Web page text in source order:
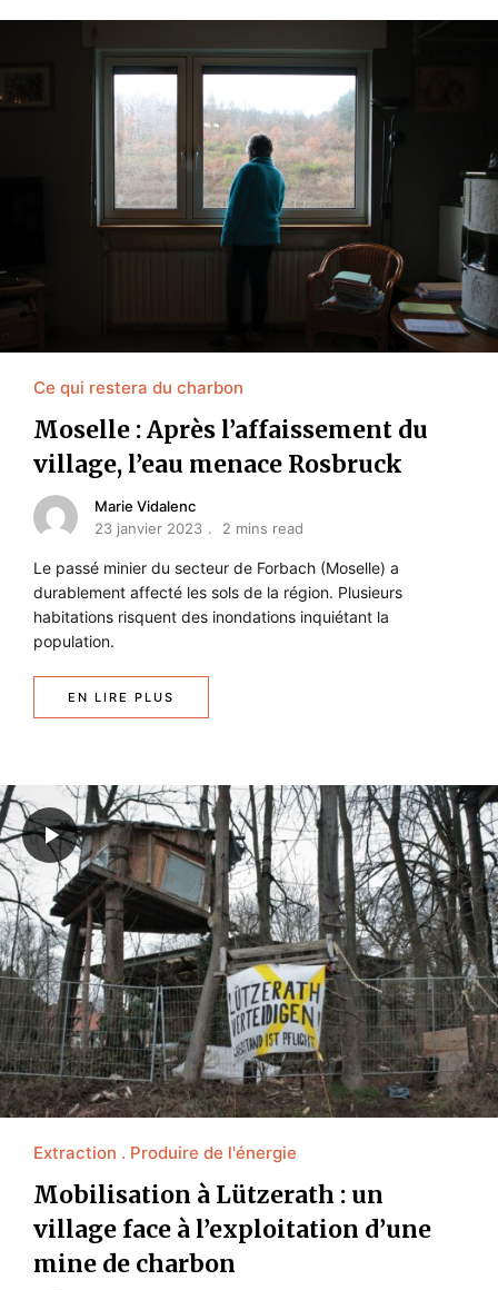
Ce qui restera du charbon
Moselle : Après l’affaissement du
village, l’eau menace Rosbruck
Marie Vidalenc
23 janvier 2023
2 mins read
Le passé minier du secteur de Forbach (Moselle) a
durablement affecté les sols de la région. Plusieurs
habitations risquent des inondations inquiétant la
population.
EN LIRE PLUS
Extraction Produire de l'énergie
Mobilisation à Lützerath : un
village face à l’exploitation d’une
mine de charbon